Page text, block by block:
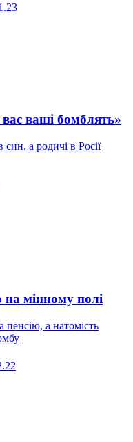
ваші бомблять»
син, а родичі в Росії
мінному полі
пенсію, а натомість